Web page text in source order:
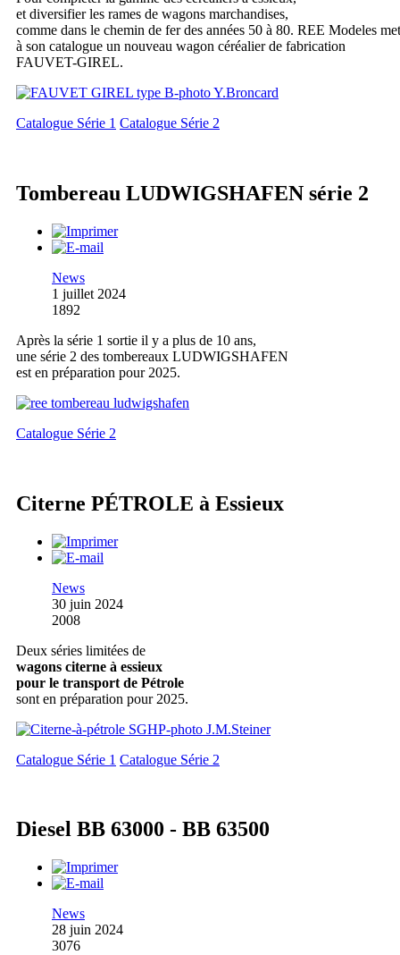
et diversifier les rames de wagons marchandises,
comme dans le chemin de fer des années 50 à 80. REE Modeles met
à son catalogue un nouveau wagon céréalier de fabrication
FAUVET-GIREL.
Catalogue Série 1 Catalogue Série 2
Tombereau LUDWIGSHAFEN série 2
News
1 juillet 2024
1892
Après la série 1 sortie il y a plus de 10 ans,
une série 2 des tombereaux LUDWIGSHAFEN
est en préparation pour 2025.
Catalogue Série 2
Citerne PÉTROLE à Essieux
News
30 juin 2024
2008
Deux séries limitées de
wagons citerne à essieux
pour le transport de Pétrole
sont en préparation pour 2025.
Catalogue Série 1 Catalogue Série 2
Diesel BB 63000 - BB 63500
News
28 juin 2024
3076